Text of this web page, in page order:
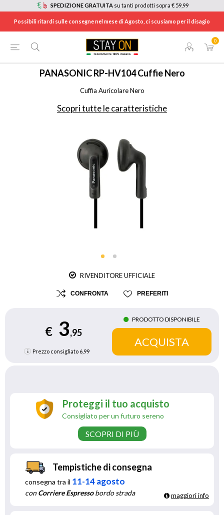
SPEDIZIONE GRATUITA su tanti prodotti sopra € 59,99
Possibili ritardi sulle consegne nel mese di Agosto, ci scusiamo per il disagio
0
HOME CUFFIE E AURICOLARI / CUFFIE RPHV104EK
PANASONIC RP-HV104 Cuffie Nero
Cuffia Auricolare Nero
Scopri tutte le caratteristiche
RIVENDITORE UFFICIALE
CONFRONTA PREFERITI
€ 3,95
Prezzo consigliato 6,99
PRODOTTO DISPONIBILE
Proteggi il tuo acquisto
Consigliato per un futuro sereno
SCOPRI DI PIÙ
Tempistiche di consegna
consegna tra il 11-14 agosto
conCorriere Espressobordo strada maggiori info